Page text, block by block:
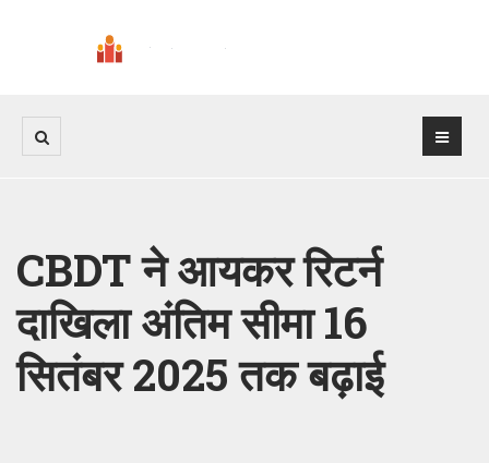
CBDT ने आयकर रिटर्न
दाखिला अंतिम सीमा 16
सितंबर 2025 तक बढ़ाई